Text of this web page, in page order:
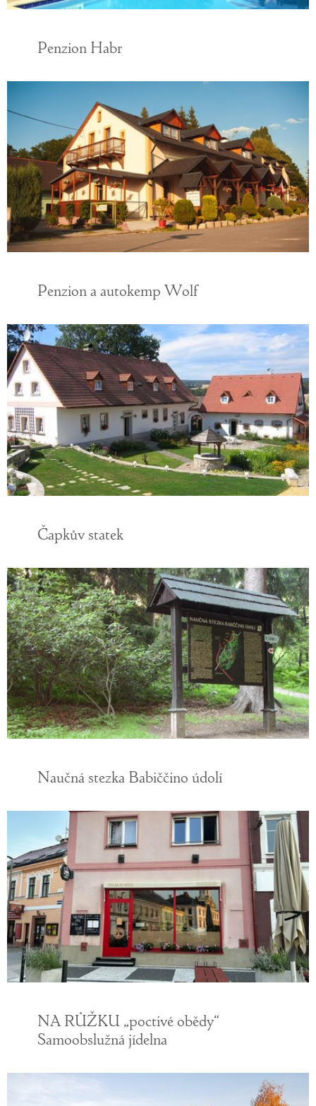
Penzion Habr
Penzion a autokemp Wolf
Čapkův statek
Naučná stezka Babiččino údolí
NA RŮŽKU „poctivé obědy“
Samoobslužná jídelna